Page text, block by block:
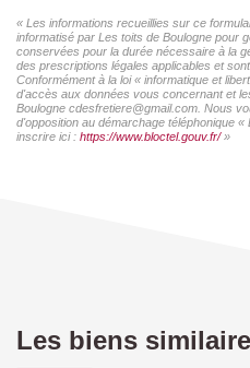
« Les informations recueillies sur ce
informatisé par Les toits de Boulogne pour
conservées pour la durée nécessaire à la
des prescriptions légales applicables et
Conformément à la loi « informatique et
d'accès aux données vous concernant et
Boulogne cdesfretiere@gmail.com. Nous
d'opposition au démarchage téléphonique
inscrire ici : https://www.bloctel.gouv.fr/»
Les biens